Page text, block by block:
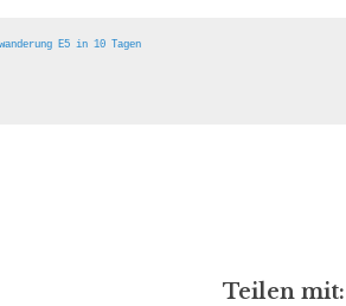
E5 in 10 Tagen
Teilen mit: